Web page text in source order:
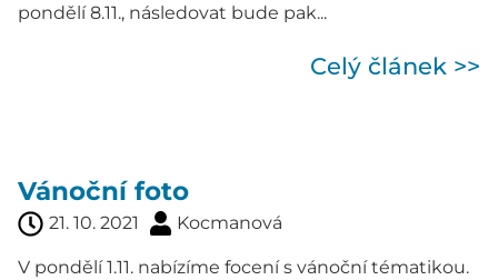
pondělí 8.11., následovat bude pak...
Celý článek >>
Vánoční foto
21. 10. 2021 Kocmanová
V pondělí 1.11. nabízíme focení s vánoční tématikou.